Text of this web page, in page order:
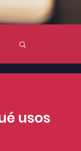
usos